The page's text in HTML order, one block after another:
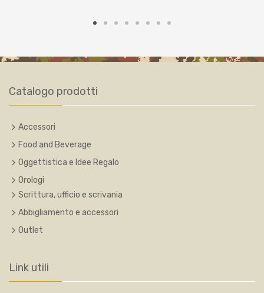
Catalogo prodotti
Accessori
Food and Beverage
Oggettistica e Idee Regalo
Orologi
Scrittura, ufficio e scrivania
Abbigliamento e accessori
Outlet
Link utili